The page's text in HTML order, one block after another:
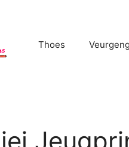
Thoes